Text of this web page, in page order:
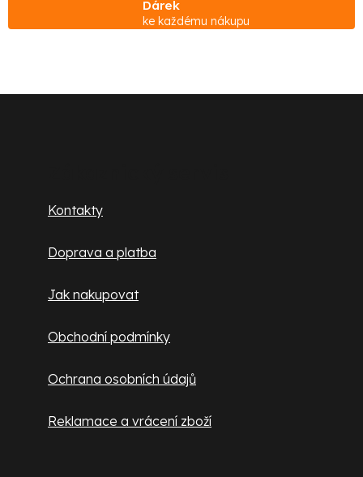
l
u
Dárek
ke každému nákupu
Kontakty
Doprava a platba
Jak nakupovat
Obchodní podmínky
Ochrana osobních údajů
Reklamace a vrácení zboží